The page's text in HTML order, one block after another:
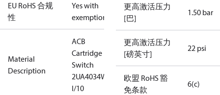
EU RoHS 合规
性
Yes with
exemptions
Material
Description
ACB
Cartridge
Switch
2UA4034W
I/10
更高激活压力
[巴]
1.50 bar
更高激活压力
[磅英寸]
22 psi
欧盟 RoHS 豁
免条款
6(c)